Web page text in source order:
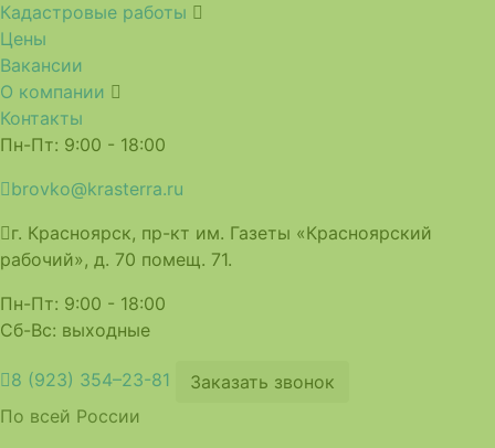
Кадастровые работы
Цены
Вакансии
О компании
Контакты
Пн-Пт: 9:00 - 18:00
brovko@krasterra.ru
г. Красноярск, пр-кт им. Газеты «Красноярский
рабочий», д. 70 помещ. 71.
Пн-Пт: 9:00 - 18:00
Сб-Вс: выходные
8 (923) 354–23-81
Заказать звонок
По всей России